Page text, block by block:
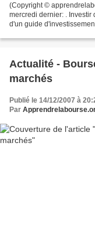
(Copyright ©
mercredi dernier: . Investir
d'un guide
Actualité -
marchés
Publié le 14/12/2007 à
Par